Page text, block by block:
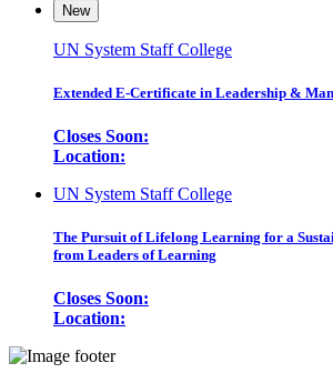
New
UN System Staff College
Extended E-Certificate in Leadership &
Closes Soon:
Location:
UN System Staff College
The Pursuit of Lifelong Learning for a
from Leaders of Learning
Closes Soon:
Location: